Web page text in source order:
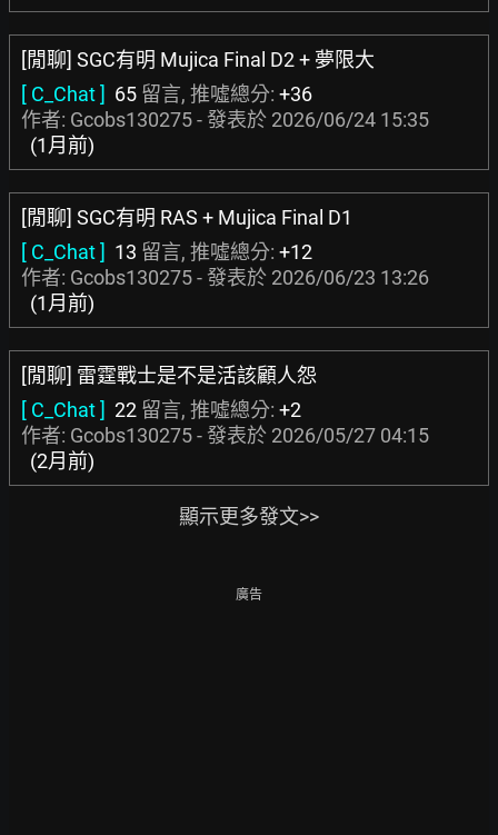
[閒聊] SGC有明 Mujica Final D2 + 夢限大
[ C_Chat ] 65 留言, 推噓總分: +36
作者: Gcobs130275 - 發表於 2026/06/24 15:35
(1月前)
[閒聊] SGC有明 RAS + Mujica Final D1
[ C_Chat ] 13 留言, 推噓總分: +12
作者: Gcobs130275 - 發表於 2026/06/23 13:26
(1月前)
[閒聊] 雷霆戰士是不是活該顧人怨
[ C_Chat ] 22 留言, 推噓總分: +2
作者: Gcobs130275 - 發表於 2026/05/27 04:15
(2月前)
顯示更多發文>>
廣告